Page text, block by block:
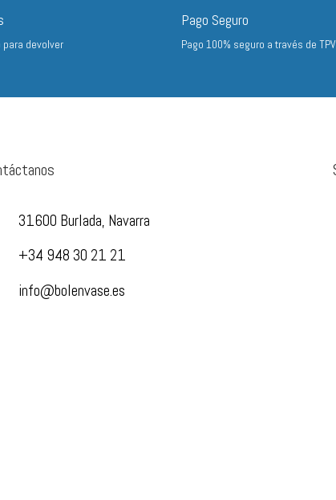
devolver
Pago Seguro
Pago 100% seguro a través de TPV
31600 Burlada, Navarra
+34 948 30 21 21
info@bolenvase.es